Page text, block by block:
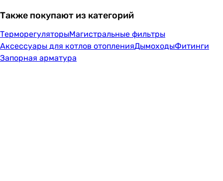
Также покупают из категорий
ТерморегуляторыМагистральные фильтры
Аксессуары для котлов отопленияДымоходыФитинги
Запорная арматура